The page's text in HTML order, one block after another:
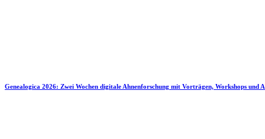
Genealogica 2026: Zwei Wochen digitale Ahnenforschung mit Vorträgen, Workshops und